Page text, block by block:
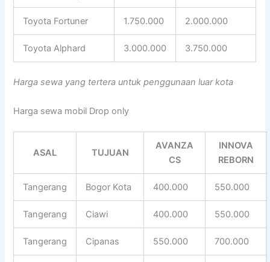
Toyota Fortuner 1.750.000 2.000.000
Toyota Alphard 3.000.000 3.750.000
Harga sewa yang tertera untuk penggunaan luar kota
Harga sewa mobil Drop only
ASAL TUJUAN
AVANZA
CS
INNOVA
REBORN
Tangerang Bogor Kota 400.000 550.000
Tangerang Ciawi 400.000 550.000
Tangerang Cipanas 550.000 700.000